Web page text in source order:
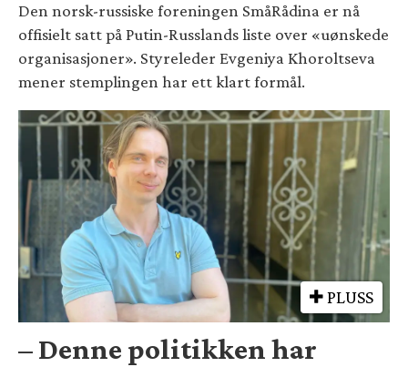
Den norsk-russiske foreningen SmåRådina er nå
offisielt satt på Putin-Russlands liste over «uønskede
organisasjoner». Styreleder Evgeniya Khoroltseva
mener stemplingen har ett klart formål.
PLUSS
– Denne politikken har